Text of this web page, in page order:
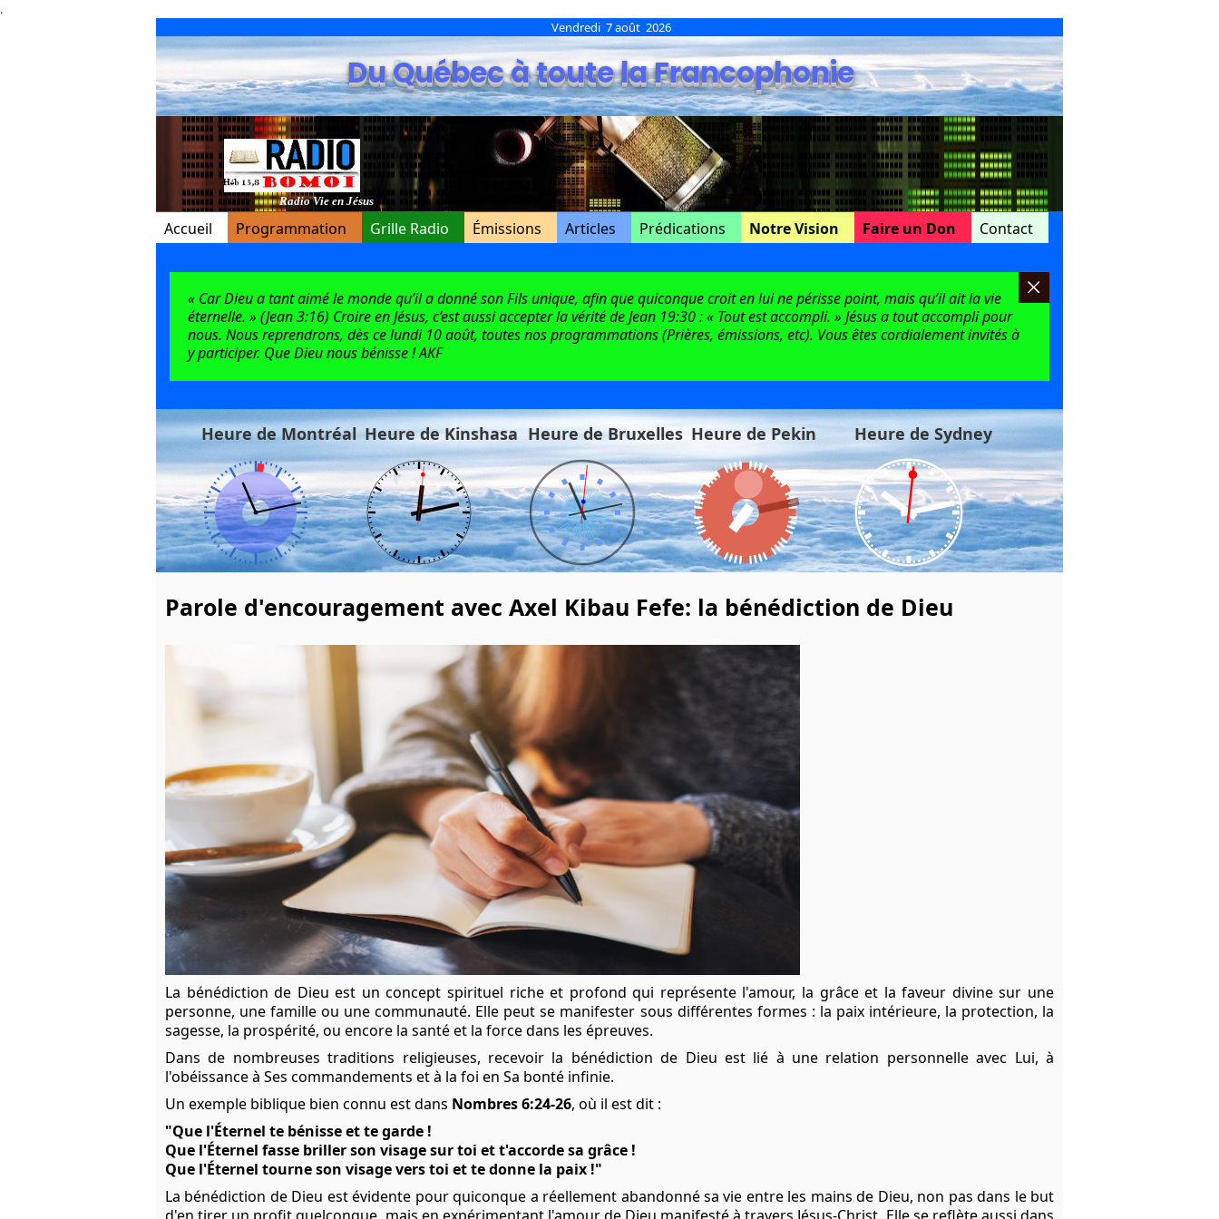
.
Vendredi 7 août 2026
Du Québec à toute la Francophonie
Radio Vie en Jésus
Accueil Programmation Grille Radio Émissions Articles Prédications Notre Vision Faire un Don Contact
« Car Dieu a tant aimé le monde qu’il a donné son Fils unique, afin que quiconque croit en lui ne périsse point, mais qu’il ait la vie
éternelle. » (Jean 3:16) Croire en Jésus, c’est aussi accepter la vérité de Jean 19:30 : « Tout est accompli. » Jésus a tout accompli pour
nous. Nous reprendrons, dès ce lundi 10 août, toutes nos programmations (Prières, émissions, etc). Vous êtes cordialement invités à
y participer. Que Dieu nous bénisse ! AKF
Heure de Montréal Heure de Kinshasa Heure de Bruxelles Heure de Pekin Heure de Sydney
Parole d'encouragement avec Axel Kibau Fefe: la bénédiction de Dieu
La bénédiction de Dieu est un concept spirituel riche et profond qui représente l'amour, la grâce et la faveur divine sur une
personne, une famille ou une communauté. Elle peut se manifester sous différentes formes : la paix intérieure, la protection, la
sagesse, la prospérité, ou encore la santé et la force dans les épreuves.
Dans de nombreuses traditions religieuses, recevoir la bénédiction de Dieu est lié à une relation personnelle avec Lui, à
l'obéissance à Ses commandements et à la foi en Sa bonté infinie.
Un exemple biblique bien connu est dans Nombres 6:24-26, où il est dit :
"Que l'Éternel te bénisse et te garde !
Que l'Éternel fasse briller son visage sur toi et t'accorde sa grâce !
Que l'Éternel tourne son visage vers toi et te donne la paix !"
La bénédiction de Dieu est évidente pour quiconque a réellement abandonné sa vie entre les mains de Dieu, non pas dans le but